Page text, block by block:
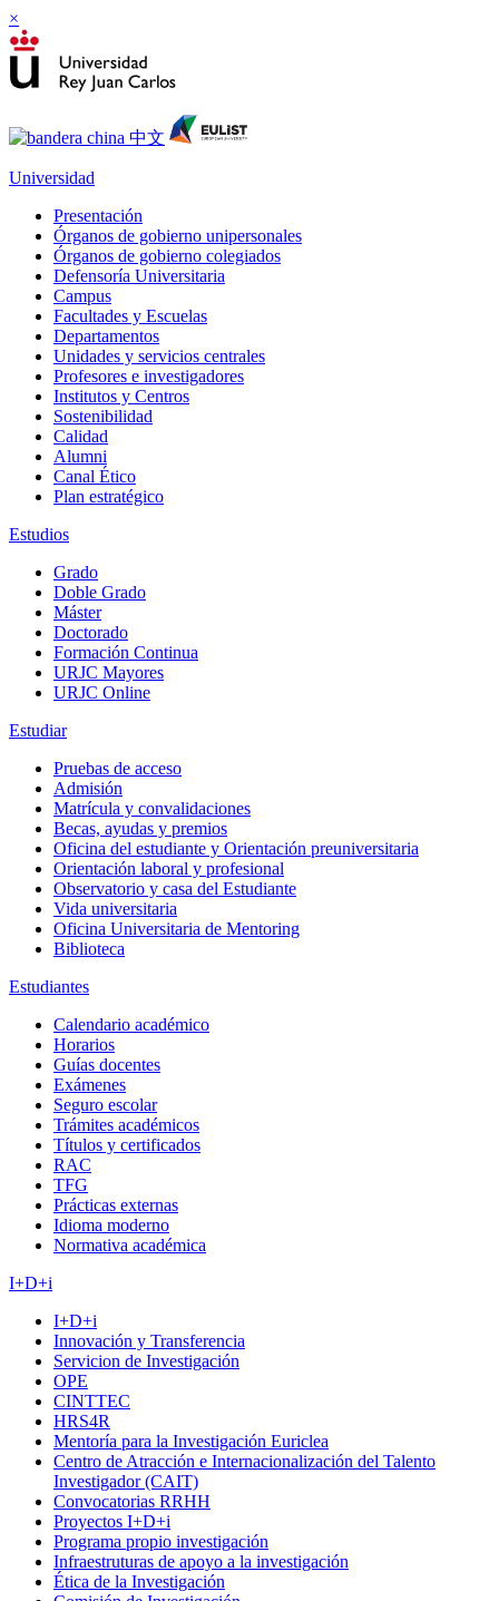
×
Universidad
Presentación
Órganos de gobierno unipersonales
Órganos de gobierno colegiados
Defensoría Universitaria
Campus
Facultades y Escuelas
Departamentos
Unidades y servicios centrales
Profesores e investigadores
Institutos y Centros
Sostenibilidad
Calidad
Alumni
Canal Ético
Plan estratégico
Estudios
Grado
Doble Grado
Máster
Doctorado
Formación Continua
URJC Mayores
URJC Online
Estudiar
Pruebas de acceso
Admisión
Matrícula y convalidaciones
Becas, ayudas y premios
Oficina del estudiante y Orientación preuniversitaria
Orientación laboral y profesional
Observatorio y casa del Estudiante
Vida universitaria
Oficina Universitaria de Mentoring
Biblioteca
Estudiantes
Calendario académico
Horarios
Guías docentes
Exámenes
Seguro escolar
Trámites académicos
Títulos y certificados
RAC
TFG
Prácticas externas
Idioma moderno
Normativa académica
I+D+i
I+D+i
Innovación y Transferencia
Servicion de Investigación
OPE
CINTTEC
HRS4R
Mentoría para la Investigación Euriclea
Centro de Atracción e Internacionalización del Talento
Investigador (CAIT)
Convocatorias RRHH
Proyectos I+D+i
Programa propio investigación
Infraestruturas de apoyo a la investigación
Ética de la Investigación